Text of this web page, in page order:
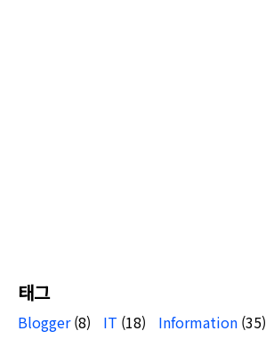
태그
Blogger (8) IT (18) Information (35)